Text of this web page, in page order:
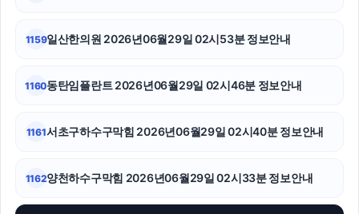
서울상간녀소송변호사
서대문구하수구막힘
1159일산한의원 2026년06월29일 02시53분 정보안내
1160동탄임플란트 2026년06월29일 02시46분 정보안내
1161서초구하수구막힘 2026년06월29일 02시40분 정보안내
1162양천하수구막힘 2026년06월29일 02시33분 정보안내